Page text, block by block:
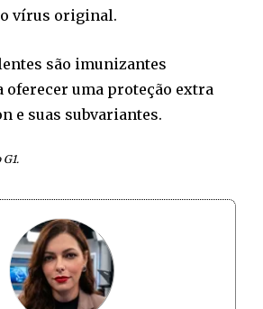
vírus original.
são imunizantes
oferecer uma proteção extra
e suas subvariantes.